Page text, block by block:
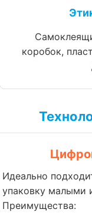
коробок,
Идеально
упаковку малыми
Преимущества: